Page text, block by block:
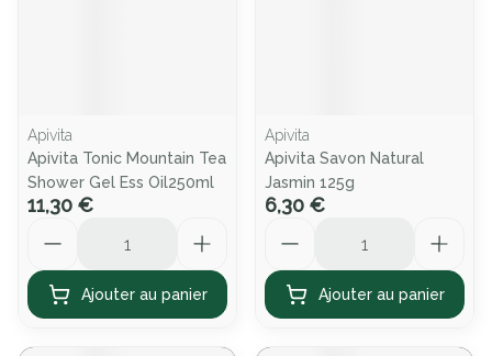
Apivita
Apivita Tonic Mountain Tea
Shower Gel Ess Oil250ml
11,30 €
Ajouter au panier
Apivita
Apivita Savon Natural
Jasmin 125g
6,30 €
Ajouter au panier